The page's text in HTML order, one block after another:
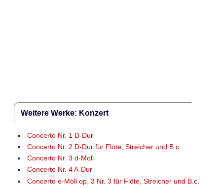
Weitere Werke: Konzert
Concerto Nr. 1 D-Dur
Concerto Nr. 2 D-Dur für Flöte, Streicher und B.c.
Concerto Nr. 3 d-Moll
Concerto Nr. 4 A-Dur
Concerto e-Moll op. 3 Nr. 3 für Flöte, Streicher und B.c.